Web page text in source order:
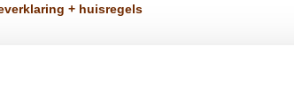
+ huisregels